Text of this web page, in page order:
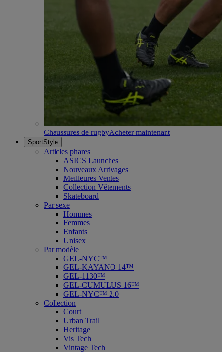
Chaussures de rugbyAcheter maintenant
SportStyle
Articles phares
ASICS Launches
Nouveaux Arrivages
Meilleures Ventes
Collection Vêtements
Skateboard
Par sexe
Hommes
Femmes
Enfants
Unisex
Par modèle
GEL-NYC™
GEL-KAYANO 14™
GEL-1130™
GEL-CUMULUS 16™
GEL-NYC™ 2.0
Collection
Court
Urban Trail
Heritage
Vis Tech
Vintage Tech